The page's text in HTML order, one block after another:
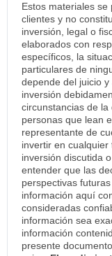
Estos materiales
clientes y no
inversión, legal o
elaborados con
específicos, la
particulares de
depende del juicio
inversión
circunstancias de
personas que lean
representante de
invertir en
inversión discutida
entender que las
perspectivas
información aquí
consideradas
información sea
información
presente